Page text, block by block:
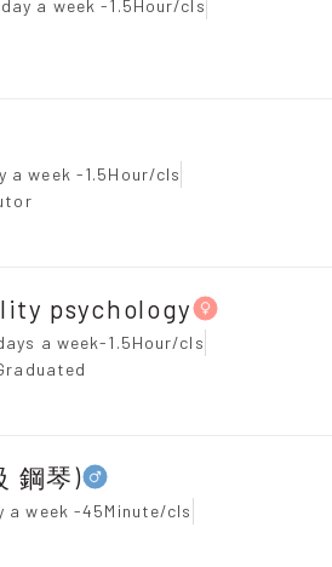
day a week -1.5Hour/cls
a week -1.5Hour/cls
psychology
a week-1.5Hour/cls
鋼琴)
a week -45Minute/cls